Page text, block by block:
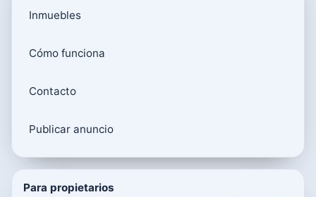
Inmuebles
Cómo funciona
Contacto
Publicar anuncio
Para propietarios